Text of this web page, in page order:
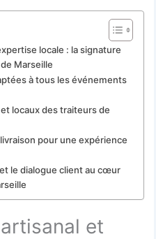
locale : la signature
Marseille
à tous les événements
locaux des traiteurs de
pour une expérience
le dialogue client au cœur
et